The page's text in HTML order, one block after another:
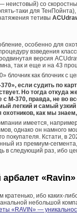
неистовый) со
таки для
тетивы
особенно для
взведения
версия
так и еще и на 43
блочник как блочник с
если судить по
Но тогда
с М-370, правда, не во
легкий и самый
как мы
имеется,
однако он намного
покупателя. Кстати, в
из премиум-
в следующий раз, ибо
ибо каких-
небольшой
«RAVIN» —